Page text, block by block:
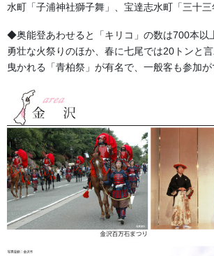
祭の山車は豪華絢爛
私の住む北陸でも小さな港町、山奥の集落に
な山車があるのかそれも一台ではなく、町内
と多く保有している町もあります。大変な驚
ンは北前船の寄港地で江戸時代から明治にか
いた船主が中心となり買い求め寄進した山車
で栄えた町などが立派な山車を継承していま
この町は何の産業で栄えて立派な山車を持つ
水町「子浦神社獅子舞」、宝達志水町「三十三
◆奥能登あわせると「キリコ」の数は700本以
勇壮な火祭りのほか、春に七尾では20トンと
曳かれる「青柏祭」が有名で、一般客も参加が